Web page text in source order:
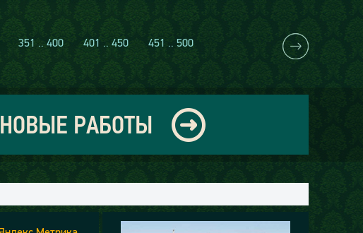
351 .. 400 401 .. 450 451 .. 500
НОВЫЕ РАБОТЫ